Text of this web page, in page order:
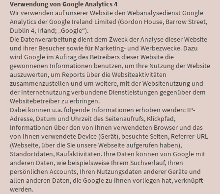
Verwendung von Google Analytics 4
Wir verwenden auf unserer Website den Webanalysedienst Google
Analytics der Google Ireland Limited (Gordon House, Barrow Street,
Dublin 4, Irland; „Google“).
Die Datenverarbeitung dient dem Zweck der Analyse dieser Website
und ihrer Besucher sowie für Marketing- und Werbezwecke. Dazu
wird Google im Auftrag des Betreibers dieser Website die
gewonnenen Informationen benutzen, um Ihre Nutzung der Website
auszuwerten, um Reports über die Websiteaktivitäten
zusammenzustellen und um weitere, mit der Websitenutzung und
der Internetnutzung verbundene Dienstleistungen gegenüber dem
Websitebetreiber zu erbringen.
Dabei können u.a. folgende Informationen erhoben werden: IP-
Adresse, Datum und Uhrzeit des Seitenaufrufs, Klickpfad,
Informationen über den von Ihnen verwendeten Browser und das
von Ihnen verwendete Device (Gerät), besuchte Seiten, Referrer-URL
(Webseite, über die Sie unsere Webseite aufgerufen haben),
Standortdaten, Kaufaktivitäten. Ihre Daten können von Google mit
anderen Daten, wie beispielsweise Ihrem Suchverlauf, Ihren
persönlichen Accounts, Ihren Nutzungsdaten anderer Geräte und
allen anderen Daten, die Google zu Ihnen vorliegen hat, verknüpft
werden.